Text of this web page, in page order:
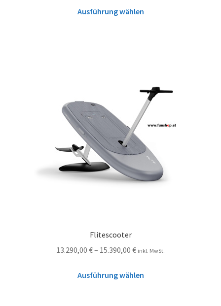
Ausführung wählen
Flitescooter
13.290,00 €– 15.390,00 € inkl. MwSt.
Ausführung wählen